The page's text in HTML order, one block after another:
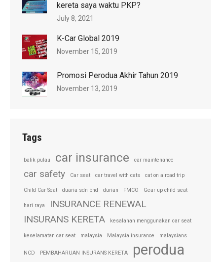
kereta saya waktu PKP?
July 8, 2021
K-Car Global 2019
November 15, 2019
Promosi Perodua Akhir Tahun 2019
November 13, 2019
Tags
balik pulau car insurance car maintenance
car safety Car seat car travel with cats cat on a road trip
Child Car Seat duaria sdn bhd durian FMCO Gear up child seat
hari raya
INSURANCE RENEWAL
INSURANS KERETA
kesalahan menggunakan car seat
keselamatan car seat malaysia Malaysia insurance malaysians
NCD PEMBAHARUAN INSURANS KERETA perodua